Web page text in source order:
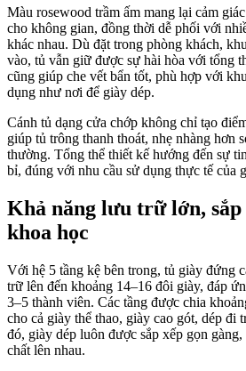
Màu rosewood trầm ấm mang lại cảm
cho không gian, đồng thời dễ phối với
khác nhau. Dù đặt trong phòng khách,
vào, tủ vẫn giữ được sự hài hòa với tổng
cũng giúp che vết bẩn tốt, phù hợp với
dụng như nơi để giày dép.
Cánh tủ dạng cửa chớp không chỉ tạo
giúp tủ trông thanh thoát, nhẹ nhàng hơn
thường. Tổng thể thiết kế hướng đến sự
bỉ, đúng với nhu cầu sử dụng thực tế của
Khả năng lưu trữ lớn, sắp
khoa học
Với hệ 5 tầng kệ bên trong, tủ giày đứng
trữ lên đến khoảng 14–16 đôi giày, đáp
3–5 thành viên. Các tầng được chia
cho cả giày thể thao, giày cao gót, dép đi
đó, giày dép luôn được sắp xếp gọn
chất lên nhau.